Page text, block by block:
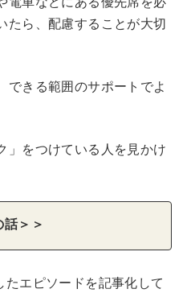
たら、配慮することが大切
できる範囲のサポートでよ
」をつけている人を見かけ
話＞＞
エピソードを記事化して